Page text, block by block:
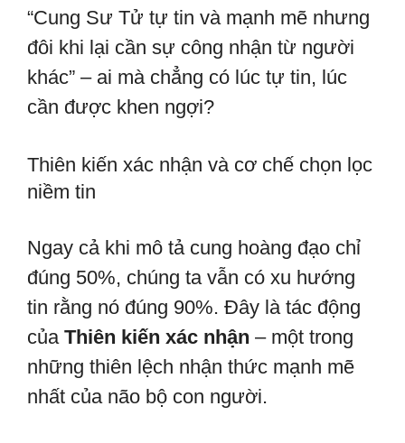
“Cung Sư Tử tự tin và mạnh mẽ nhưng
đôi khi lại cần sự công nhận từ người
khác” – ai mà chẳng có lúc tự tin, lúc
cần được khen ngợi?
Thiên kiến xác nhận và cơ chế chọn lọc
niềm tin
Ngay cả khi mô tả cung hoàng đạo chỉ
đúng 50%, chúng ta vẫn có xu hướng
tin rằng nó đúng 90%. Đây là tác động
của Thiên kiến xác nhận – một trong
những thiên lệch nhận thức mạnh mẽ
nhất của não bộ con người.